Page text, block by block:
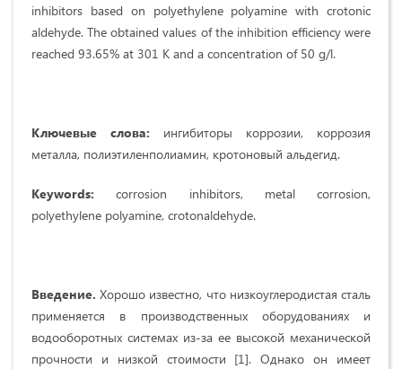
inhibitors based on polyethylene polyamine with crotonic
aldehyde. The obtained values of the inhibition efficiency were
reached 93.65% at 301 K and a concentration of 50 g/l.
Ключевые слова: ингибиторы коррозии, коррозия
металла, полиэтиленполиамин, кротоновый альдегид.
Keywords: corrosion inhibitors, metal corrosion,
polyethylene polyamine, crotonaldehyde.
Введение. Хорошо известно, что низкоуглеродистая сталь
применяется в производственных оборудованиях и
водооборотных системах из-за ее высокой механической
прочности и низкой стоимости [1]. Однако он имеет